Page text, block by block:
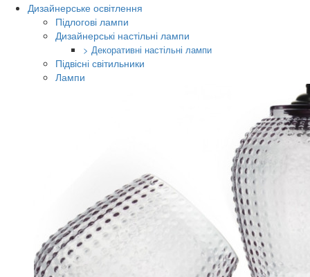
Дизайнерське освітлення
Підлогові лампи
Дизайнерські настільні лампи
> Декоративні настільні лампи
Підвісні світильники
Лампи